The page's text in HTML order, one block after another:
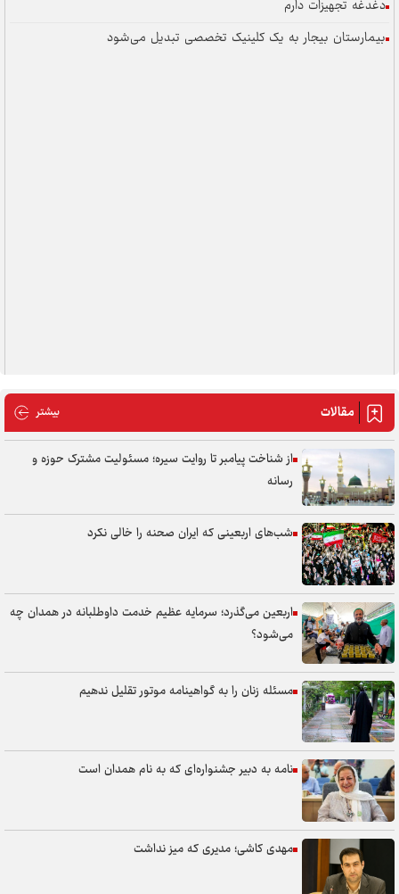
دغدغه تجهیزات دارم
بیمارستان بیجار به یک کلینیک تخصصی تبدیل می‌شود
مقالات بیشتر مقالات
از شناخت پیامبر تا روایت سیره؛ مسئولیت مشترک حوزه و
رسانه
شب‌های اربعینی که ایران صحنه را خالی نکرد
اربعین می‌گذرد؛ سرمایه عظیم خدمت داوطلبانه در همدان چه
می‌شود؟
مسئله زنان را به گواهینامه موتور تقلیل ندهیم
نامه به دبیر جشنواره‌ای که به نام همدان است
مهدی کاشی؛ مدیری که میز نداشت